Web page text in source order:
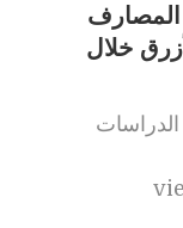
المصارف
خلال